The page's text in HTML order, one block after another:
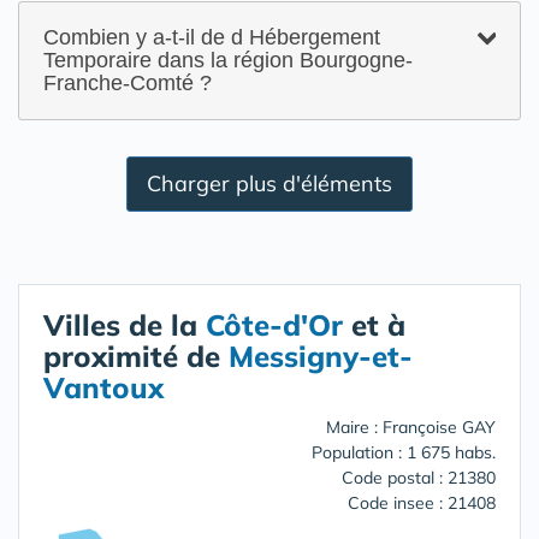
Combien y a-t-il de d Hébergement
Temporaire dans la région Bourgogne-
Franche-Comté ?
Charger plus d'éléments
Villes de la Côte-d'Or et à
proximité de Messigny-et-
Vantoux
Maire : Françoise GAY
Population : 1 675 habs.
Code postal : 21380
Code insee : 21408